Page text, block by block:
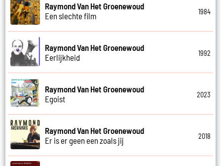
Raymond Van Het Groenewoud
Een slechte film
1984
Raymond Van Het Groenewoud
Eerlijkheid
1992
Raymond Van Het Groenewoud
Egoist
2023
Raymond Van Het Groenewoud
Er is er geen een zoals jij
2018